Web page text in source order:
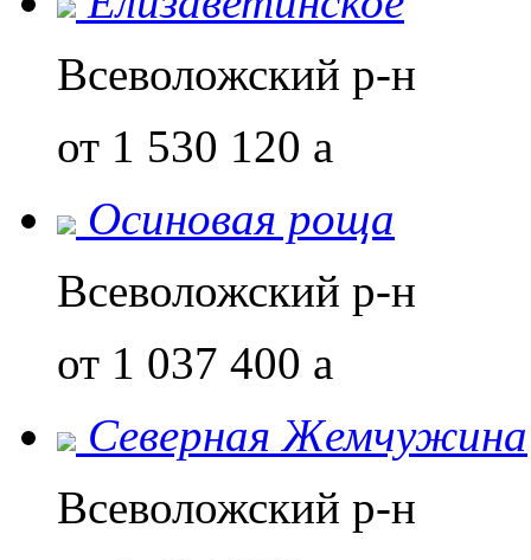
Всеволожский р-н
от 1 530 120 a
Осиновая роща
Всеволожский р-н
от 1 037 400 a
Северная Жемчужина
Всеволожский р-н